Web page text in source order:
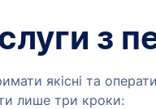
з
якісні та
лише три кроки: